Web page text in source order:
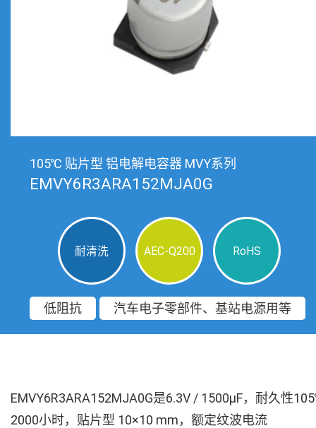
105℃ 贴片型 铝电解电容器 MVY系列
EMVY6R3ARA152MJA0G
耐清洗 AEC-Q200 RoHS
低阻抗 汽车电子零部件、基站电源用等
EMVY6R3ARA152MJA0G是6.3V / 1500µF，耐久性
2000小时，贴片型 10×10 mm，额定纹波电流